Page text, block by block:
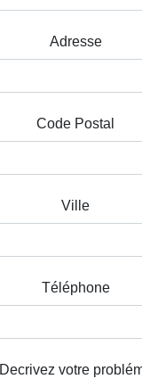
Adresse
Code Postal
Ville
Téléphone
Decrivez votre